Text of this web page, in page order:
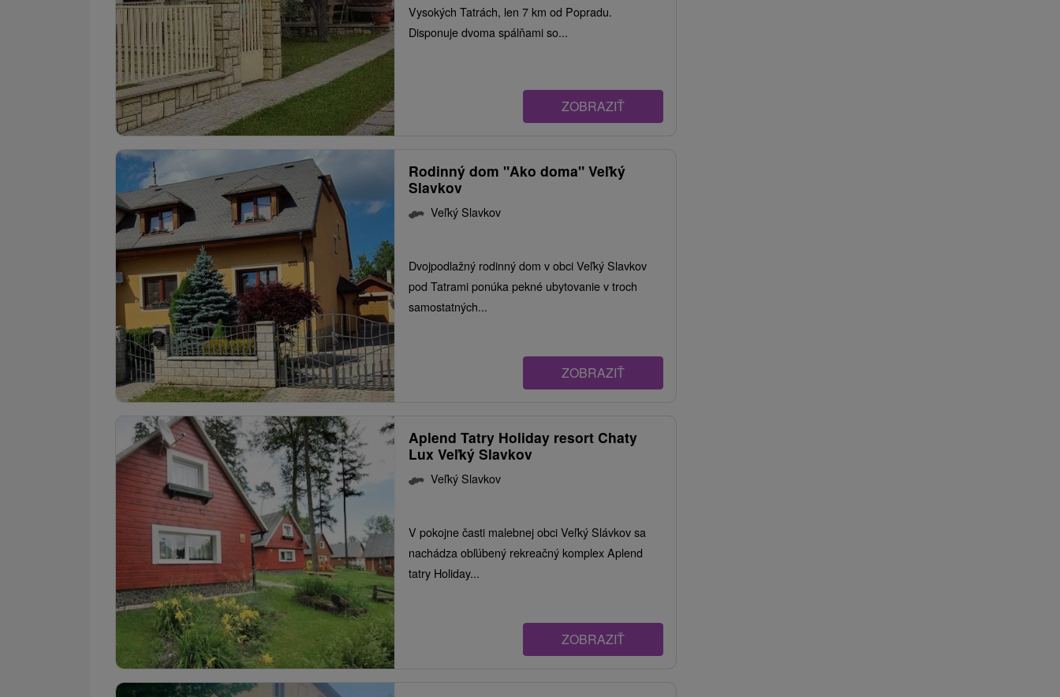
Vysokých Tatrách, len 7 km od Popradu.
Disponuje dvoma spálňami so...
ZOBRAZIŤ
Rodinný dom "Ako doma" Veľký
Slavkov
Veľký Slavkov
Dvojpodlažný rodinný dom v obci Veľký Slavkov
pod Tatrami ponúka pekné ubytovanie v troch
samostatných...
ZOBRAZIŤ
Aplend Tatry Holiday resort Chaty
Lux Veľký Slavkov
Veľký Slavkov
V pokojne časti malebnej obci Veľký Slávkov sa
nachádza obľúbený rekreačný komplex Aplend
tatry Holiday...
ZOBRAZIŤ